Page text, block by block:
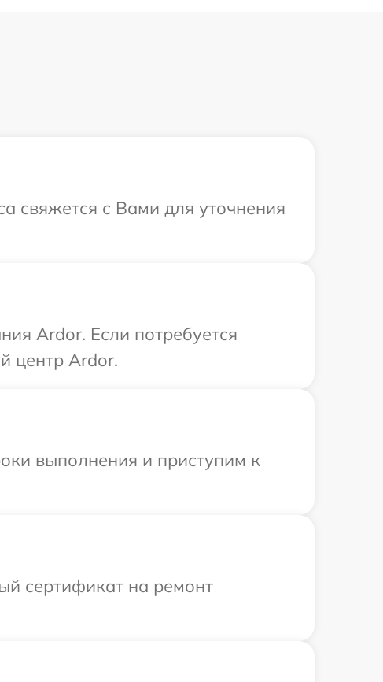
свяжется с Вами для уточнения
Ardor. Если потребуется
центр Ardor.
выполнения и приступим к
сертификат на ремонт